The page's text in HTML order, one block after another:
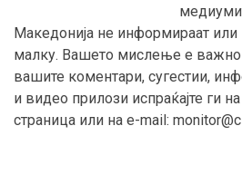
Македонија не информираат
малку. Вашето мислење е
вашите коментари, сугестии,
и видео прилози испраќајте ги
страница или на e-mail: